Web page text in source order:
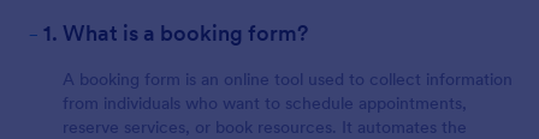
- 1. What is a booking form?
A booking form is an online tool used to collect information
from individuals who want to schedule appointments,
reserve services, or book resources. It automates the